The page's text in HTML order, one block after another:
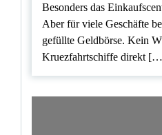
Besonders das
Aber für viele Geschäfte
gefüllte Geldbörse. Kein
Kruezfahrtschiffe direkt